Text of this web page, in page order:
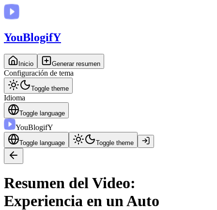
YouBlogifY
Inicio Generar resumen
Configuración de tema
Toggle theme
Idioma
Toggle language
YouBlogifY
Toggle language Toggle theme
Resumen del Video:
Experiencia en un Auto